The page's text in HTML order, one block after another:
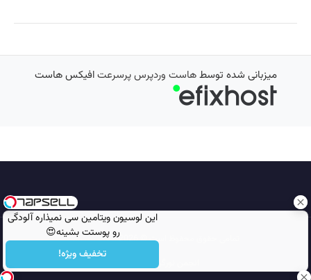
این لوسیون ویتامین سی نمیذاره آلودگی
رو پوستت بشینه😍
تخفیف ویژه!
میزبانی شده توسطهاست وردپرس پرسرعتافیکس هاست
تمامی حقوق محفوظ است © 2026
مجله نورگرام
انجمن نورگرام